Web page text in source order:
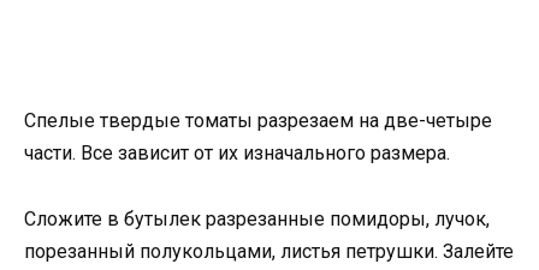
Спелые твердые томаты разрезаем на две-четыре
части. Все зависит от их изначального размера.
Сложите в бутылек разрезанные помидоры, лучок,
порезанный полукольцами, листья петрушки. Залейте